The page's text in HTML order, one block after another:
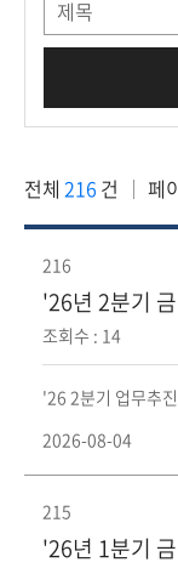
전체 216 건 페
216
'26년 2분기
조회수 : 14
'26 2분기 업무추
2026-08-04
215
'26년 1분기